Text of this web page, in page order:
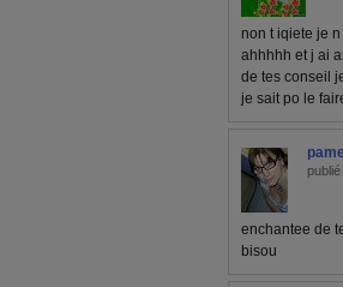
non t iqiete je
ahhhhh et j ai
de tes conseil
je sait po le
enchantee de
bisou